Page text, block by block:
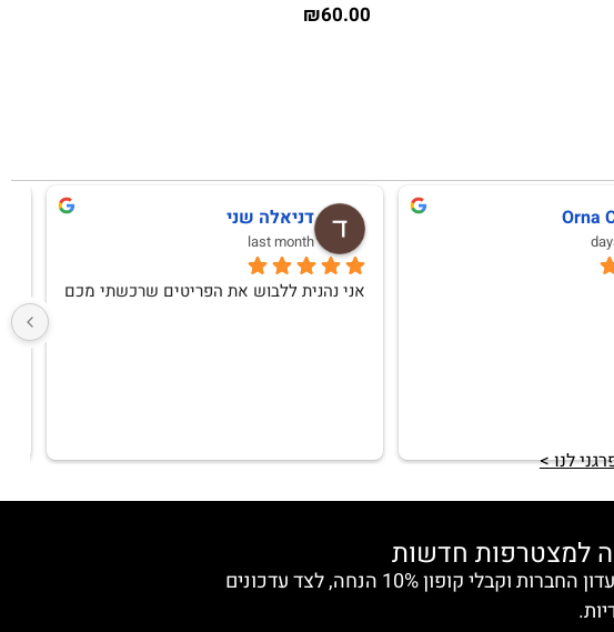
₪60.00
Diana דליה יצחקי
last month
המשלוח הגיע מהר, הבגדים נארזו
לנו >
הצטרפי למועדון החברות וקבלי קופון 10% הנחה, לצד עדכונים